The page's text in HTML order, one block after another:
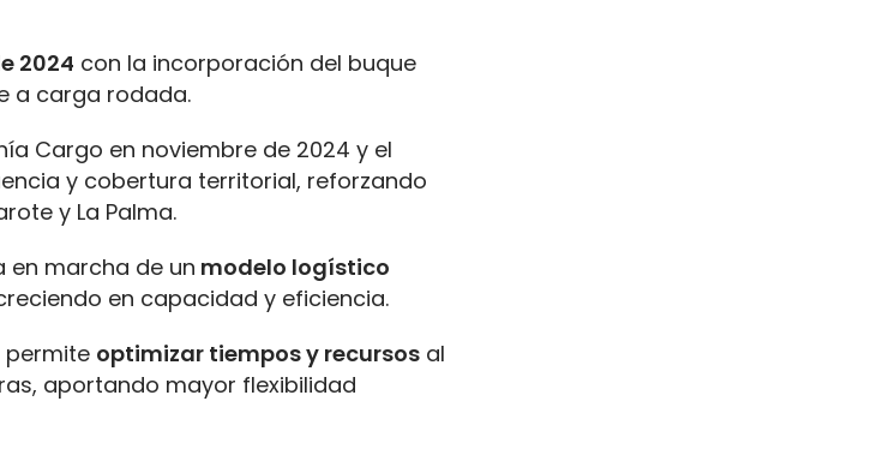
2024 con la incorporación del buque
a carga rodada.
Cargo en noviembre de 2024 y el
y cobertura territorial, reforzando
y La Palma.
en marcha de un modelo logístico
en capacidad y eficiencia.
permite optimizar tiempos y recursos al
aportando mayor flexibilidad